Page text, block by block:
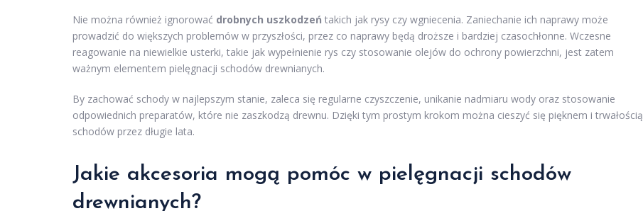
Nie można również ignorować drobnych uszkodzeń takich jak rysy czy wgniecenia. Zaniechanie ich naprawy może
prowadzić do większych problemów w przyszłości, przez co naprawy będą droższe i bardziej czasochłonne. Wczesne
reagowanie na niewielkie usterki, takie jak wypełnienie rys czy stosowanie olejów do ochrony powierzchni, jest zatem
ważnym elementem pielęgnacji schodów drewnianych.
By zachować schody w najlepszym stanie, zaleca się regularne czyszczenie, unikanie nadmiaru wody oraz stosowanie
odpowiednich preparatów, które nie zaszkodzą drewnu. Dzięki tym prostym krokom można cieszyć się pięknem i trwałością
schodów przez długie lata.
Jakie akcesoria mogą pomóc w pielęgnacji schodów
drewnianych?